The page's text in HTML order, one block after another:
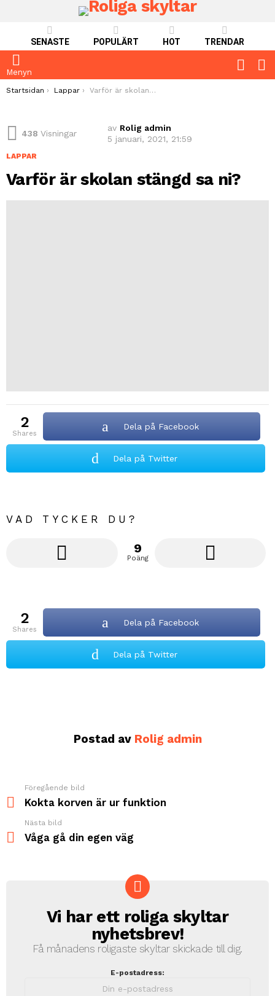
SENASTE POPULÄRT HOT TRENDAR
Menyn
You are here:
Startsidan Lappar Varför är skolan stängd sa ni?
438 Visningar
av Rolig admin
5 januari, 2021, 21:59
LAPPAR
Varför är skolan stängd sa ni?
2
shares
Dela på Facebook
Dela på Twitter
VAD TYCKER DU?
9
Poäng
2
shares
Dela på Facebook
Dela på Twitter
Postad av Rolig admin
more
Föregående bild
Kokta korven är ur funktion
Nästa bild
Våga gå din egen väg
NEWSLETTER
Vi har ett roliga skyltar
nyhetsbrev!
Få månadens roligaste skyltar skickade till dig.
E-postadress: